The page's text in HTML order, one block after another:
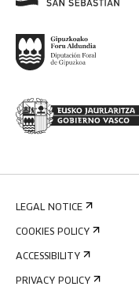
LEGAL NOTICE
COOKIES POLICY
ACCESSIBILITY
PRIVACY POLICY